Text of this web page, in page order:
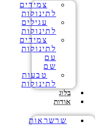
צמידים
לתינוקות
עגילים
לתינוקות
צמידים
לתינוקות
עם
שם
טבעות
לתינוקות
בלוג
אודות
שרשראות